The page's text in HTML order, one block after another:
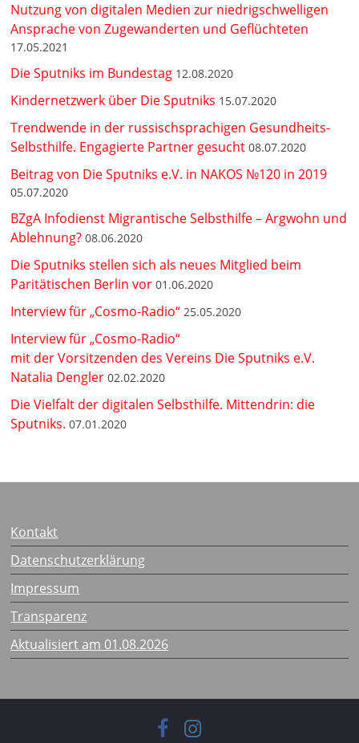
Nutzung von digitalen Medien zur niedrigschwelligen
Ansprache von Zugewanderten und Geflüchteten
17.05.2021
Die Sputniks im Bundestag 12.08.2020
Kindernetzwerk über Die Sputniks 15.07.2020
Trendwende in der russischsprachigen Gesundheits-
Selbsthilfe. Engagierte Partner gesucht 08.07.2020
Beitrag von Die Sputniks e.V. in NAKOS №120 in 2019
05.07.2020
BZgA Infodienst Migrantische Selbsthilfe – Argwohn und
Ablehnung? 08.06.2020
Die Sputniks stellen sich als neues Mitglied beim
Paritätischen Berlin vor 01.06.2020
Interview für „Cosmo-Radio“ 25.05.2020
Interview für „Cosmo-Radio“
mit der Vorsitzenden des Vereins Die Sputniks e.V.
Natalia Dengler 02.02.2020
Die Vielfalt der digitalen Selbsthilfe. Mittendrin: die
Sputniks. 07.01.2020
Kontakt
Datenschutzerklärung
Impressum
Transparenz
Aktualisiert am 01.08.2026